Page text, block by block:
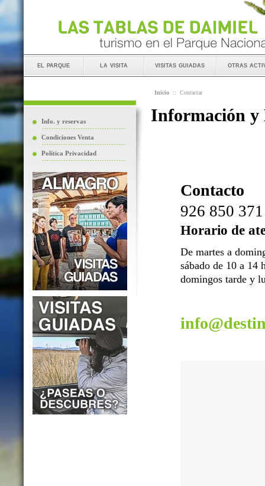
el parque la visita visitas guiadas otras
Info. y reservas
Condiciones Venta
Política Privacidad
Inicio :: Contactar
Información y
Contacto
926 850 371
Horario de
De martes a
sábado de 10 a 14
domingos tarde y